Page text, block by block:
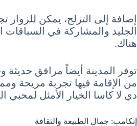
إضافة إلى التزلج، يمكن للزوار
الجليد والمشاركة في السباقات
هناك.
توفر المدينة أيضاً مرافق
من الإقامة فيها تجربة مريحة
دي لا كاسا الخيار الأمثل لمحبي
إنكامب: جمال الطبيعة والثقافة